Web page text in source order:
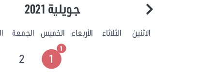
جويلية 2021
الاثنين الثلاثاء الأربعاء الخميس الجمعة
1
1
2